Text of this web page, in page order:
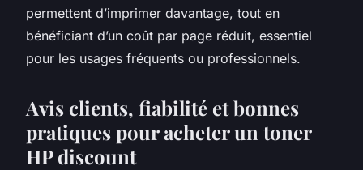
permettent d’imprimer davantage, tout en
bénéficiant d’un coût par page réduit, essentiel
pour les usages fréquents ou professionnels.
Avis clients, fiabilité et bonnes
pratiques pour acheter un toner
HP discount